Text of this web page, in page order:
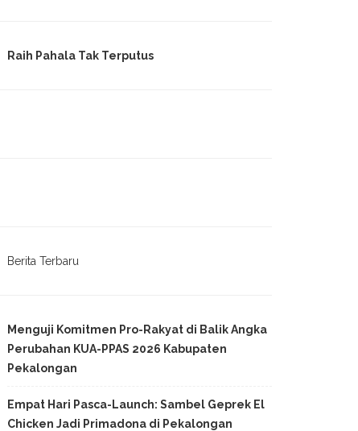
Raih Pahala Tak Terputus
Berita Terbaru
Menguji Komitmen Pro-Rakyat di Balik Angka
Perubahan KUA-PPAS 2026 Kabupaten
Pekalongan
Empat Hari Pasca-Launch: Sambel Geprek El
Chicken Jadi Primadona di Pekalongan